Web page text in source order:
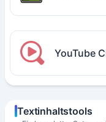
YouTube
Textinhaltstools